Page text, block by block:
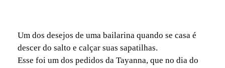
Um dos desejos de uma bailarina quando se casa é
descer do salto e calçar suas sapatilhas.
Esse foi um dos pedidos da Tayanna, que no dia do